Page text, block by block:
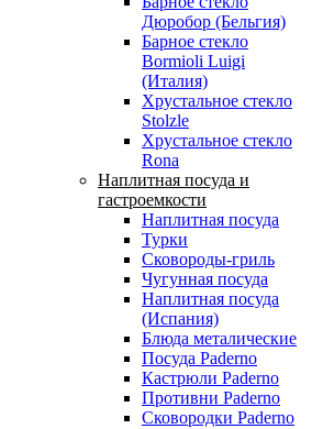
Дюробор (Бельгия)
Барное стекло
Bormioli Luigi
(Италия)
Хрустальное стекло
Stolzle
Хрустальное стекло
Rona
Наплитная посуда и
гастроемкости
Наплитная посуда
Турки
Сковороды-гриль
Чугунная посуда
Наплитная посуда
(Испания)
Блюда металические
Посуда Paderno
Кастрюли Paderno
Противни Paderno
Сковородки Paderno